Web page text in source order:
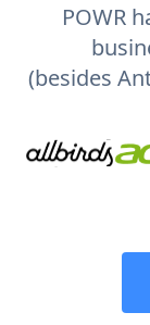
POWR
(besides